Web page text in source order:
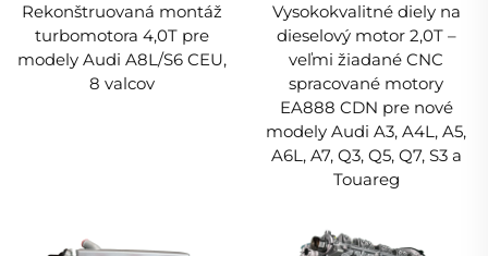
Rekonštruovaná montáž
turbomotora 4,0T pre
modely Audi A8L/S6 CEU,
8 valcov
Vysokokvalitné diely na
dieselový motor 2,0T –
veľmi žiadané CNC
spracované motory
EA888 CDN pre nové
modely Audi A3, A4L, A5,
A6L, A7, Q3, Q5, Q7, S3 a
Touareg